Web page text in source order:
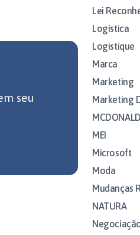
seu
Lei
Logística
Logistique
Marca
Marketing
Marketing
MEI
Microsoft
Moda
Mudanças
NATURA